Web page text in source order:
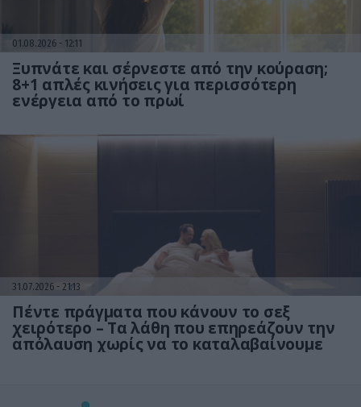
01.08.2026 12:11
Ξυπνάτε και σέρνεστε από την κούραση;
8+1 απλές κινήσεις για περισσότερη
ενέργεια από το πρωί
31.07.2026 21:13
Πέντε πράγματα που κάνουν το σεξ
χειρότερο – Τα λάθη που επηρεάζουν την
απόλαυση χωρίς να το καταλαβαίνουμε